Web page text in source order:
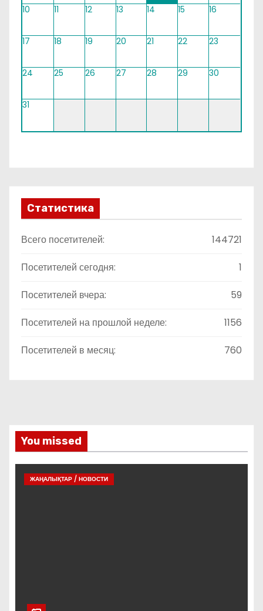
10 11 12 13 14 15 16
17 18 19 20 21 22 23
24 25 26 27 28 29 30
31
Статистика
144721
Всего посетителей:
1
Посетителей сегодня:
59
Посетителей вчера:
1156
Посетителей на прошлой неделе:
760
Посетителей в месяц:
You missed
ЖАҢАЛЫҚТАР / НОВОСТИ